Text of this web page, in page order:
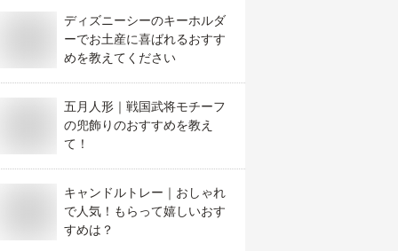
ディズニーシーのキーホルダ
ーでお土産に喜ばれるおすす
めを教えてください
五月人形｜戦国武将モチーフ
の兜飾りのおすすめを教え
て！
キャンドルトレー｜おしゃれ
で人気！もらって嬉しいおす
すめは？